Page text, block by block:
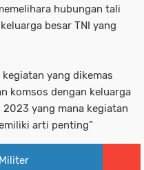
hubungan tali
besar TNI yang
yang dikemas
komsos dengan keluarga
2023 yang mana kegiatan
arti penting”